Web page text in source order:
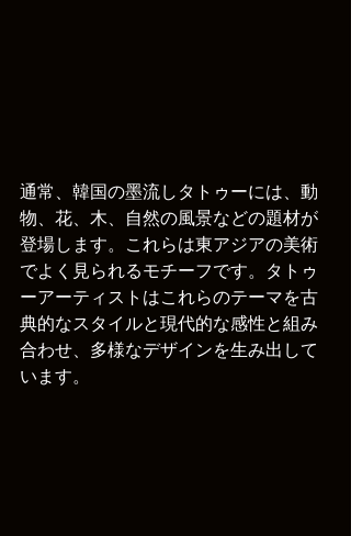
通常、韓国の墨流しタトゥーには、動
物、花、木、自然の風景などの題材が
登場します。これらは東アジアの美術
でよく見られるモチーフです。タトゥ
ーアーティストはこれらのテーマを古
典的なスタイルと現代的な感性と組み
合わせ、多様なデザインを生み出して
います。